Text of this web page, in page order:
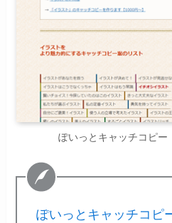
ぽいっとキャッチコピー
ぽいっとキャッチコピ